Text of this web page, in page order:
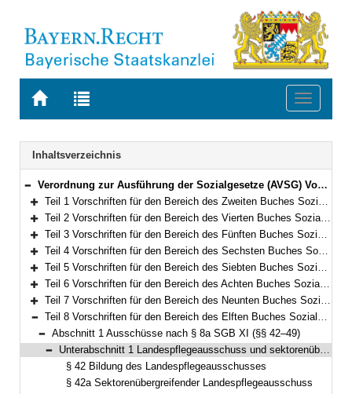
Zur
BAYERN.RECHT
Zur
letzten
Suche
Toggle
Navigation
Inhaltsverzeichnis
Bereich reduzieren
Verordnung zur Ausführung der Sozialgesetze (AVSG) Vom 2. Dezember 2008 (GVBl. S. 912, 982) BayRS 86-8-A/G (§§ 1–155)
Bereich erweitern
Teil 1 Vorschriften für den Bereich des Zweiten Buches Sozialgesetzbuch (§§ 1–2)
Bereich erweitern
Teil 2 Vorschriften für den Bereich des Vierten Buches Sozialgesetzbuch – Gemeinsame Vorschriften für die Sozialversicherung – (§§ 5–5f)
Bereich erweitern
Teil 3 Vorschriften für den Bereich des Fünften Buches Sozialgesetzbuch – Gesetzliche Krankenversicherung – (§§ 6–10)
Bereich erweitern
Teil 4 Vorschriften für den Bereich des Sechsten Buches Sozialgesetzbuch – Gesetzliche Rentenversicherung – und für den Bereich des Gesetzes über die Alterssicherung der Landwirte und des Gesetzes zur Förderung der Einstellung der landwirtschaftlichen Erwerbstätigkeit (§§ 11–15)
Bereich erweitern
Teil 5 Vorschriften für den Bereich des Siebten Buches Sozialgesetzbuch – Gesetzliche Unfallversicherung – (§§ 16–21)
Bereich erweitern
Teil 6 Vorschriften für den Bereich des Achten Buches Sozialgesetzbuch – Kinder- und Jugendhilfe – und für weitere Regelungen des Kinder- und Jugendhilferechts (§§ 22–40f)
Bereich erweitern
Teil 7 Vorschriften für den Bereich des Neunten Buches Sozialgesetzbuch – Rehabilitation und Teilhabe Menschen mit Behinderungen – (§§ 41–41h)
Bereich reduzieren
Teil 8 Vorschriften für den Bereich des Elften Buches Sozialgesetzbuch – Soziale Pflegeversicherung – (§§ 42–94)
Bereich reduzieren
Abschnitt 1 Ausschüsse nach § 8a SGB XI (§§ 42–49)
Bereich reduzieren
Unterabschnitt 1 Landespflegeausschuss und sektorenübergreifender Landespflegeausschuss (§§ 42–48)
§ 42 Bildung des Landespflegeausschusses
§ 42a Sektorenübergreifender Landespflegeausschuss